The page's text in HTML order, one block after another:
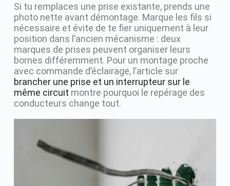
Si tu remplaces une prise existante, prends une
photo nette avant démontage. Marque les fils si
nécessaire et évite de te fier uniquement à leur
position dans l’ancien mécanisme : deux
marques de prises peuvent organiser leurs
bornes différemment. Pour un montage proche
avec commande d’éclairage, l’article sur
brancher une prise et un interrupteur sur le
même circuit montre pourquoi le repérage des
conducteurs change tout.